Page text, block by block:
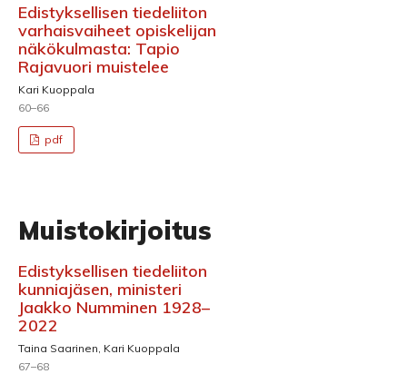
Edistyksellisen tiedeliiton
varhaisvaiheet opiskelijan
näkökulmasta: Tapio
Rajavuori muistelee
Kari Kuoppala
60–66
pdf
Muistokirjoitus
Edistyksellisen tiedeliiton
kunniajäsen, ministeri
Jaakko Numminen 1928–
2022
Taina Saarinen, Kari Kuoppala
67–68